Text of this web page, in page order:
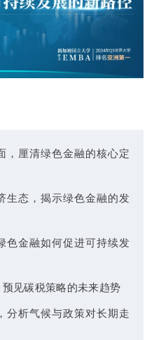
，厘清绿色金融的核心定
生态，揭示绿色金融的发
色金融如何促进可持续发
见碳税策略的未来趋势
分析气候与政策对长期走